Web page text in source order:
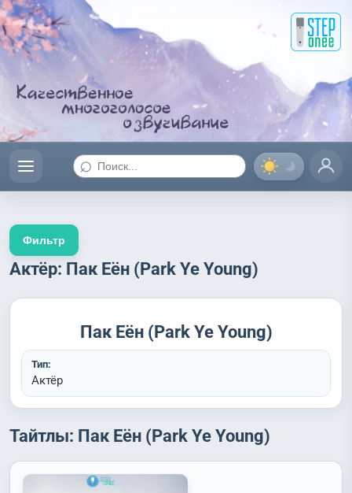
⌕
Актёр: Пак Еён (Park Ye Young)
Пак Еён (Park Ye Young)
Тип:
Актёр
Тайтлы: Пак Еён (Park Ye Young)
Фильтр